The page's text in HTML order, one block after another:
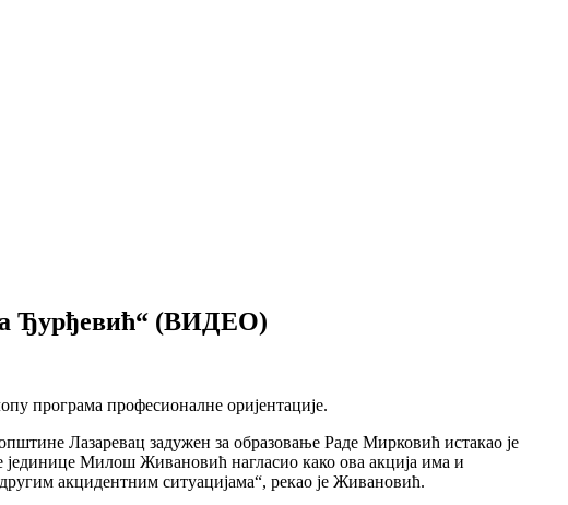
Ђурђевић“ (ВИДЕО)
програма професионалне оријентације.
Лазаревац задужен за образовање Раде Мирковић истакао је
јединице Милош Живановић нагласио како ова акција има и
акцидентним ситуацијама“, рекао је Живановић.